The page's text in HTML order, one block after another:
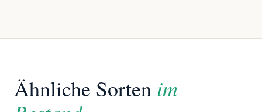
Ähnliche Sorten im